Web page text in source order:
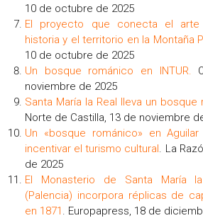
10 de octubre de 2025
El proyecto que conecta el
historia y el territorio en la Montaña
10 de octubre de 2025
Un bosque románico en INTUR.
noviembre de 2025
Santa María la Real lleva un bosque
Norte de Castilla, 13 de noviembre
Un «bosque románico» en
incentivar el turismo cultural. La
de 2025
El Monasterio de Santa María
(Palencia) incorpora réplicas de
en 1871 . Europapress, 18 de